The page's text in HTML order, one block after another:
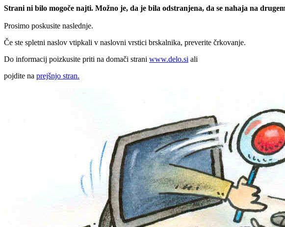
Strani ni bilo mogoče najti. Možno je, da je bila odstranjena, da se nahaja na
Prosimo poskusite naslednje.
Če ste spletni naslov vtipkali v naslovni vrstici brskalnika, preverite črkovanje.
Do informacij poizkusite priti na domači strani www.delo.si ali
pojdite na prejšnjo stran.